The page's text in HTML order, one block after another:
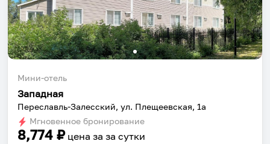
Мини-отель
Западная
Переславль-Залесский, ул. Плещеевская, 1а
Мгновенное бронирование
8,774 ₽ цена за за сутки